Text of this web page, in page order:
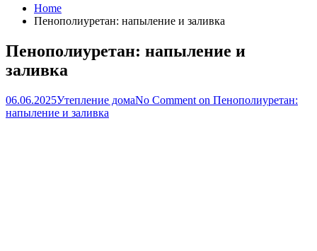
Home
Пенополиуретан: напыление и заливка
Пенополиуретан: напыление и
заливка
06.06.2025Утепление домаNo Comment on Пенополиуретан:
напыление и заливка